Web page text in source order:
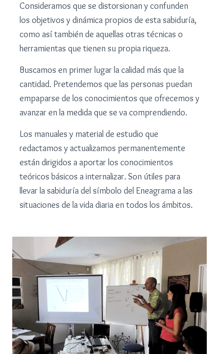
Consideramos que se distorsionan y confunden
los objetivos y dinámica propios de esta sabiduría,
como así también de aquellas otras técnicas o
herramientas que tienen su propia riqueza.
Buscamos en primer lugar la calidad más que la
cantidad. Pretendemos que las personas puedan
empaparse de los conocimientos que ofrecemos y
avanzar en la medida que se va comprendiendo.
Los manuales y material de estudio que
redactamos y actualizamos permanentemente
están dirigidos a aportar los conocimientos
teóricos básicos a internalizar. Son útiles para
llevar la sabiduría del símbolo del Eneagrama a las
situaciones de la vida diaria en todos los ámbitos.